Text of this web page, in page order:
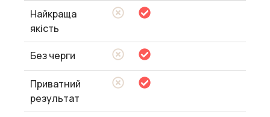
Найкраща
якість
Без черги
Приватний
результат